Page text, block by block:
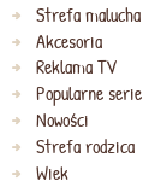
Strefa malucha
Akcesoria
Reklama TV
Popularne serie
Nowości
Strefa rodzica
Wiek